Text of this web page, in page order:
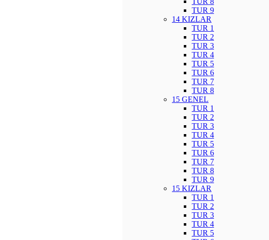
TUR 9
14 KIZLAR
TUR 1
TUR 2
TUR 3
TUR 4
TUR 5
TUR 6
TUR 7
TUR 8
15 GENEL
TUR 1
TUR 2
TUR 3
TUR 4
TUR 5
TUR 6
TUR 7
TUR 8
TUR 9
15 KIZLAR
TUR 1
TUR 2
TUR 3
TUR 4
TUR 5